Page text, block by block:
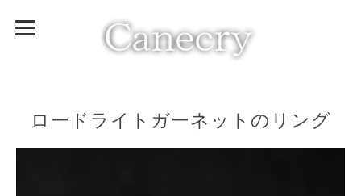
ロードライトガーネットのリング